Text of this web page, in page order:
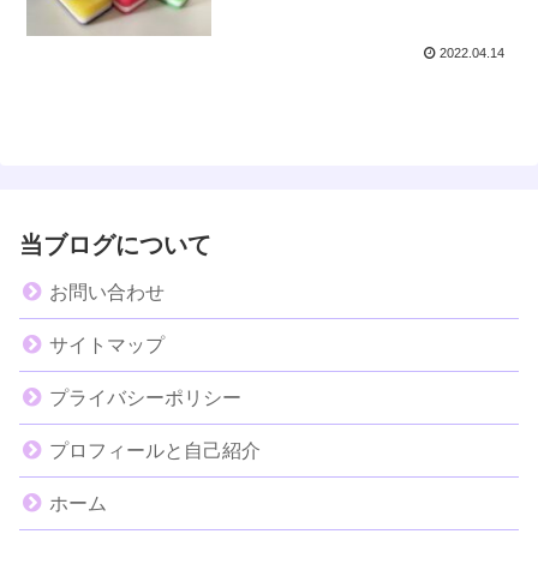
2022.04.14
当ブログについて
お問い合わせ
サイトマップ
プライバシーポリシー
プロフィールと自己紹介
ホーム